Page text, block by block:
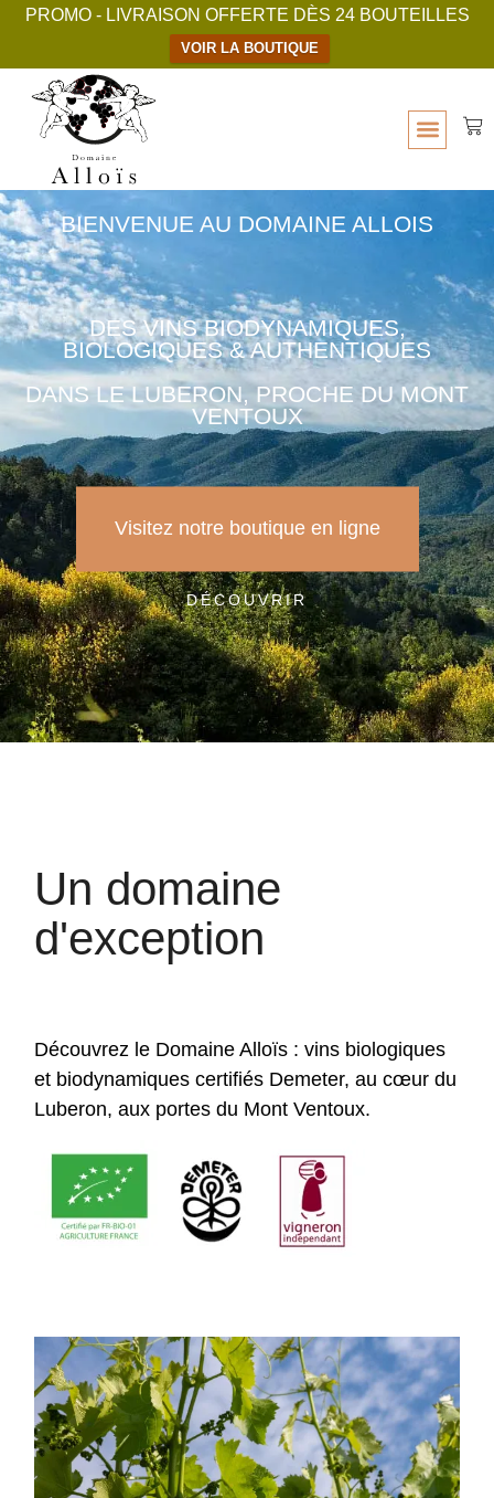
PROMO - LIVRAISON OFFERTE DÈS 24 BOUTEILLES
VOIR LA BOUTIQUE
BIENVENUE AU DOMAINE ALLOIS
DÉCOUVRIR
DES VINS BIODYNAMIQUES,
BIOLOGIQUES & AUTHENTIQUES
DANS LE LUBERON, PROCHE DU MONT
VENTOUX
Visitez notre boutique en ligne
Un domaine
d'exception
Découvrez le Domaine Alloïs : vins biologiques
et biodynamiques certifiés Demeter, au cœur du
Luberon, aux portes du Mont Ventoux.
En savoir plus